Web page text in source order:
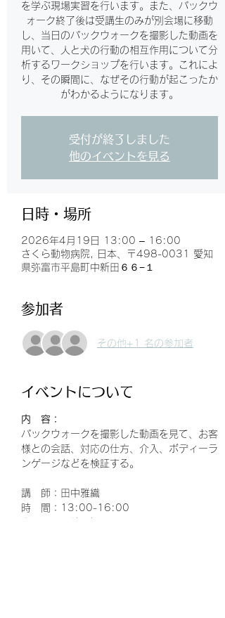
を学ぶ現場実習を行います。また、パックウ
ォーク終了後は受講生のみが別会場に移動
し、当日のパックウォークを撮影した動画を
用いて、人と犬の行動の相互作用について分
析するワークショップを行います。これによ
り、その瞬間に、なぜその行動が起こったか
がわかるようになります。
受付が終了しました
他のイベントを見る
日時・場所
2026年4月19日 13:00 – 16:00
さくら動物病院, 日本、〒498-0031 愛知
県弥富市平島町中新田６６−１
参加者
その他+1 名の参加者
イベントについて
内　容：
パックウォークを撮影した動画を見て、お客
様との会話、対応の仕方、介入、ボディーラ
ンゲージなどを検証する。
講　師：田中雅織
時　間：13:00-16:00